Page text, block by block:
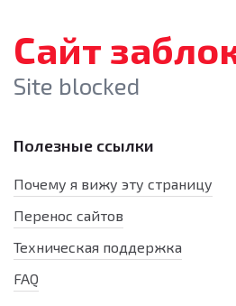
Сайт
Site blocked
Полезные ссылки
Почему я вижу эту страницу
Перенос сайтов
Техническая поддержка
FAQ